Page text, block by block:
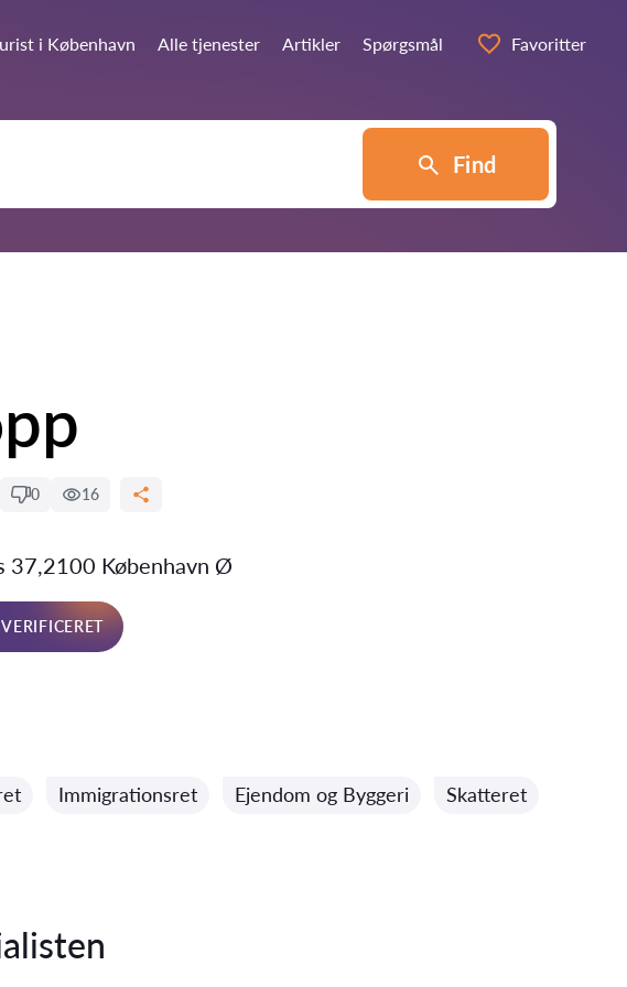
i København Alle tjenester Artikler Spørgsmål Favoritter
Find
0 16
37,2100 København Ø
Immigrationsret Ejendom og Byggeri Skatteret